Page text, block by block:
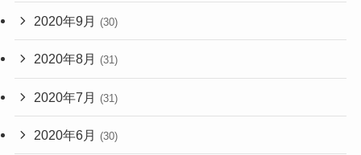
2020年9月 (30)
2020年8月 (31)
2020年7月 (31)
2020年6月 (30)